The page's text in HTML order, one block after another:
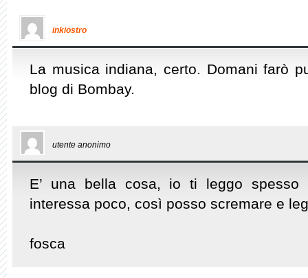
inkiostro
La musica indiana, certo. Domani farò
blog di Bombay.
utente anonimo
E’ una bella cosa, io ti leggo
interessa poco, così posso scremare e
fosca